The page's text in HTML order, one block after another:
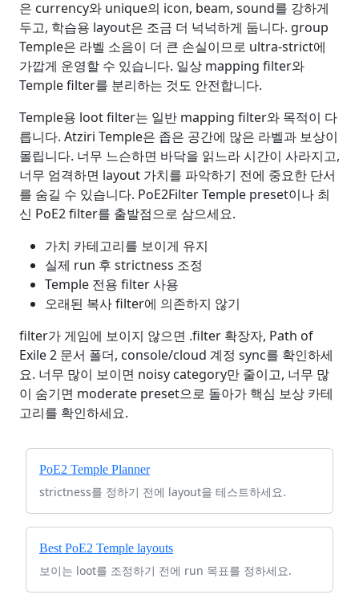
은 currency와 unique의 icon, beam, sound를 강하게
두고, 학습용 layout은 조금 더 넉넉하게 둡니다. group
Temple은 라벨 소음이 더 큰 손실이므로 ultra-strict에
가깝게 운영할 수 있습니다. 일상 mapping filter와
Temple filter를 분리하는 것도 안전합니다.
Temple용 loot filter는 일반 mapping filter와 목적이 다
릅니다. Atziri Temple은 좁은 공간에 많은 라벨과 보상이
몰립니다. 너무 느슨하면 바닥을 읽느라 시간이 사라지고,
너무 엄격하면 layout 가치를 파악하기 전에 중요한 단서
를 숨길 수 있습니다. PoE2Filter Temple preset이나 최
신 PoE2 filter를 출발점으로 삼으세요.
가치 카테고리를 보이게 유지
실제 run 후 strictness 조정
Temple 전용 filter 사용
오래된 복사 filter에 의존하지 않기
filter가 게임에 보이지 않으면 .filter 확장자, Path of
Exile 2 문서 폴더, console/cloud 계정 sync를 확인하세
요. 너무 많이 보이면 noisy category만 줄이고, 너무 많
이 숨기면 moderate preset으로 돌아가 핵심 보상 카테
고리를 확인하세요.
PoE2 Temple Planner
strictness를 정하기 전에 layout을 테스트하세요.
Best PoE2 Temple layouts
보이는 loot를 조정하기 전에 run 목표를 정하세요.